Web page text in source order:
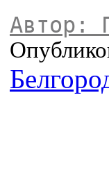
Автор: